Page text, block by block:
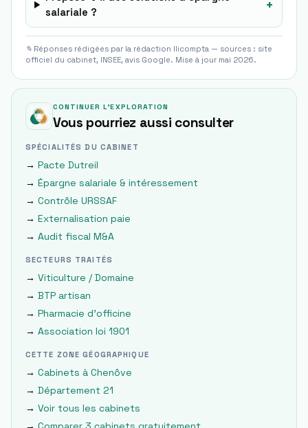
salariale ?
+
✎ Réponses rédigées par la rédaction Ilicompta — sources : site
officiel du cabinet, INSEE, avis Google. Mise à jour mai 2026.
CONTINUER L'EXPLORATION
Vous pourriez aussi consulter
SPÉCIALITÉS DU CABINET
→ Pacte Dutreil
→ Épargne salariale & intéressement
→ Contrôle URSSAF
→ Externalisation paie
→ Audit fiscal M&A
SECTEURS TRAITÉS
→ Viticulture / Domaine
→ BTP artisan
→ Pharmacie d'officine
→ Association loi 1901
CETTE ZONE GÉOGRAPHIQUE
→ Cabinets à Chenôve
→ Département 21
→ Voir tous les cabinets